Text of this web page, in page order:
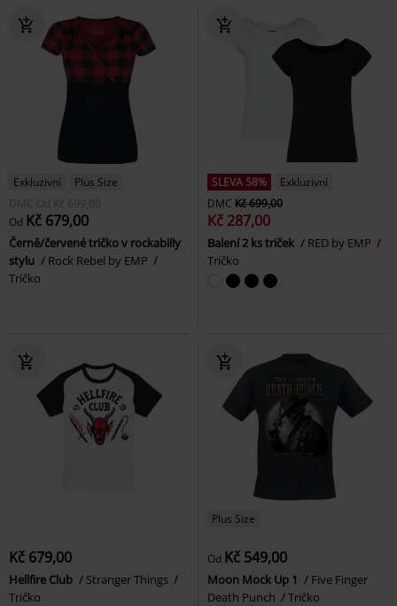
Exkluzivní
Plus Size
DMC Od Kč 699,00
Od Kč 679,00
Černě/červené tričko v rockabilly
stylu
Rock Rebel by EMP
Tričko
SLEVA 58%
Exkluzivní
DMC Kč 699,00
Kč 287,00
Balení 2 ks triček
RED by EMP
Tričko
Kč 679,00
Hellfire Club
Stranger Things
Tričko
Plus Size
Od Kč 549,00
Moon Mock Up 1
Five Finger
Death Punch
Tričko